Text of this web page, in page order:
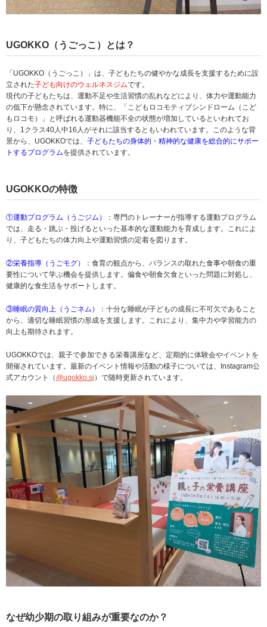
UGOKKO（うごっこ）とは？
「UGOKKO（うごっこ）」は、子どもたちの健やかな成長を支援するために設
立された子ども向けのウェルネスジムです。
現代の子どもたちは、運動不足や生活習慣の乱れなどにより、体力や運動能力
の低下が懸念されています。特に、「こどもロコモティブシンドローム（こど
もロコモ）」と呼ばれる運動器機能不全の状態が増加しているといわれてお
り、1クラス40人中16人がそれに該当するともいわれています。このような背
景から、UGOKKOでは、 子どもたちの身体的・精神的な健康を総合的にサポー
トするプログラムを提供されています。
UGOKKOの特徴
①運動プログラム（うごジム）
：専門のトレーナーが指導する運動プログラム
では、走る・跳ぶ・投げるといった基本的な運動能力を育成します。これによ
り、子どもたちの体力向上や運動習慣の定着を図ります。
②栄養指導（うごモグ）
：食育の観点から、バランスの取れた食事や朝食の重
要性について学ぶ機会を提供します。偏食や朝食欠食といった問題に対処し、
健康的な食生活をサポートします。
③睡眠の質向上（うごネム）
：十分な睡眠が子どもの成長に不可欠であること
から、適切な睡眠習慣の形成を支援します。これにより、集中力や学習能力の
向上も期待されます。
UGOKKOでは、親子で参加できる栄養講座など、定期的に体験会やイベントを
開催されています。最新のイベント情報や活動の様子については、Instagram公
式アカウント（ @ugokko.sj ）で随時更新されています。
なぜ幼少期の取り組みが重要なのか？